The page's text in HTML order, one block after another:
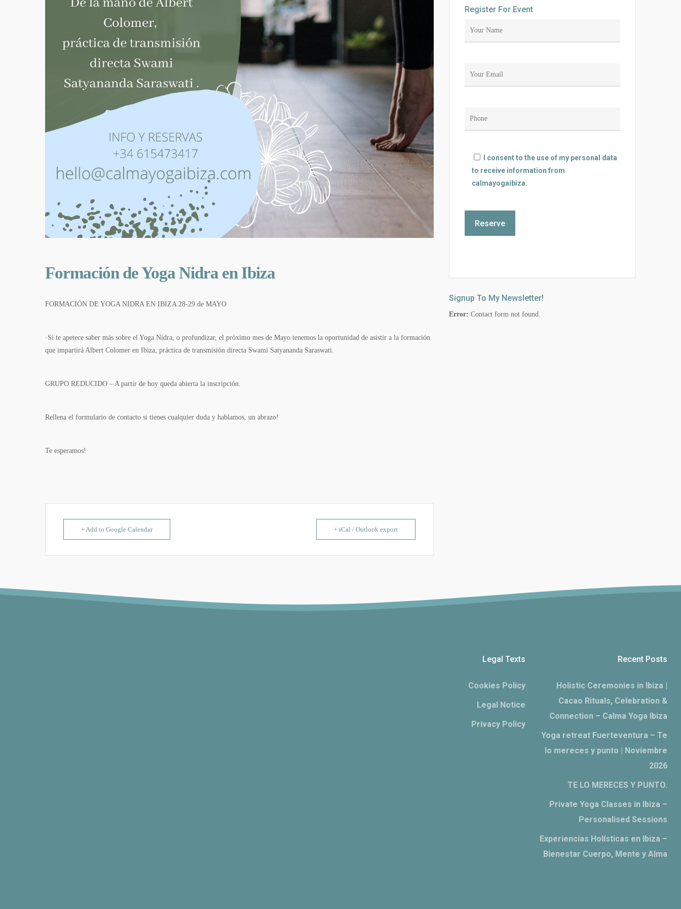
Formación de Yoga Nidra en Ibiza
FORMACIÓN DE YOGA NIDRA EN IBIZA 28-29 de MAYO
·Si te apetece saber más sobre el Yoga Nidra, o profundizar, el próximo mes de Mayo tenemos la oportunidad de asistir a la formación
que impartirá Albert Colomer en Ibiza, práctica de transmisión directa Swami Satyananda Saraswati.
GRUPO REDUCIDO – A partir de hoy queda abierta la inscripción.
Rellena el formulario de contacto si tienes cualquier duda y hablamos, un abrazo!
Te esperamos!
+ Add to Google Calendar + iCal / Outlook export
Register For Event
I consent to the use of my personal data
to receive information from
calmayogaibiza.
Signup To My Newsletter!
Error: Contact form not found.
Legal Texts
Cookies Policy
Legal Notice
Privacy Policy
Recent Posts
Holistic Ceremonies in Ibiza |
Cacao Rituals, Celebration &
Connection – Calma Yoga Ibiza
Yoga retreat Fuerteventura – Te
lo mereces y punto | Noviembre
2026
TE LO MERECES Y PUNTO.
Private Yoga Classes in Ibiza –
Personalised Sessions
Experiencias Holísticas en Ibiza –
Bienestar Cuerpo, Mente y Alma